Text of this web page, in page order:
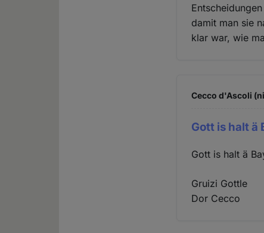
damit man sie
klar war, wie
Cecco d'Ascoli
Gott is halt ä
Gott is halt ä
Gruizi Gottle
Dor Cecco